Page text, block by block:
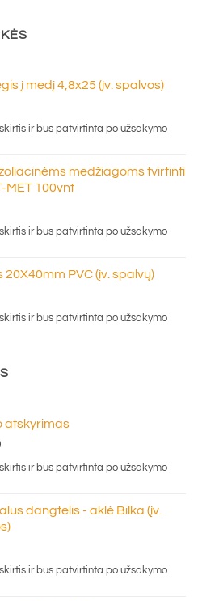
į medį 4,8x25 (įv. spalvos)
ir bus patvirtinta po užsakymo
medžiagoms tvirtinti
MET 100vnt
ir bus patvirtinta po užsakymo
20X40mm PVC (įv. spalvų)
ir bus patvirtinta po užsakymo
atskyrimas
Price
range:
€91.00
ir bus patvirtinta po užsakymo
dangtelis - aklė Bilka (įv.
ir bus patvirtinta po užsakymo